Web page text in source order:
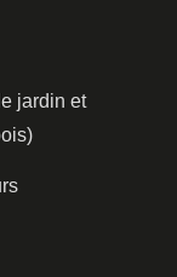
jardin et